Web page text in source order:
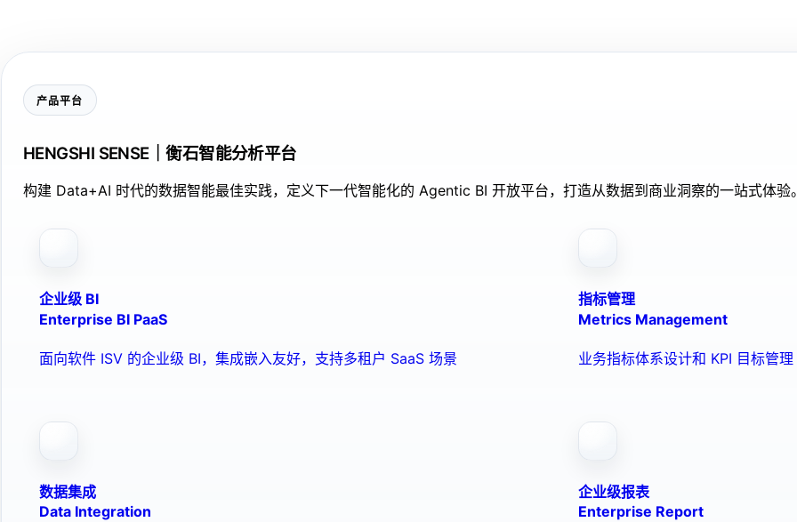
产品平台
HENGSHI SENSE｜衡石智能分析平台
构建 Data+AI 时代的数据智能最佳实践，定义下一代智能化的 Agentic BI 开放平台，打造从数据到商业洞察的一站式体验
企业级 BI
Enterprise BI PaaS
面向软件 ISV 的企业级 BI，集成嵌入友好，支持多租户 SaaS 场景
指标管理
Metrics Management
业务指标体系设计和 KPI 目标管理
数据集成
Data Integration
企业级报表
Enterprise Report